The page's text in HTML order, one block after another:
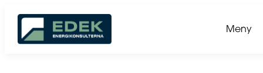
Hoppa
innehåll
Meny